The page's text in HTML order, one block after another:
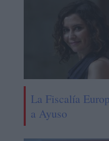
La Fiscalía
a Ayuso